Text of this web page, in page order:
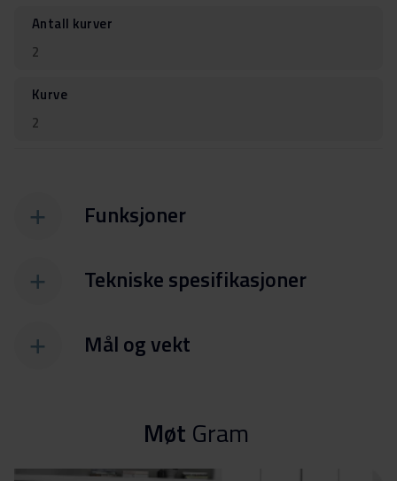
Antall kurver
2
Kurve
2
Funksjoner
Tekniske spesifikasjoner
Mål og vekt
Møt Gram